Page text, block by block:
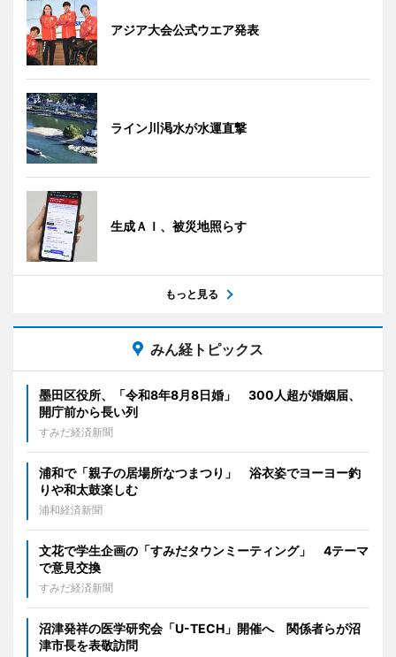
アジア大会公式ウエア発表
ライン川渇水が水運直撃
生成ＡＩ、被災地照らす
もっと見る
みん経トピックス
墨田区役所、「令和8年8月8日婚」 300人超が婚姻届、
開庁前から長い列
すみだ経済新聞
浦和で「親子の居場所なつまつり」 浴衣姿でヨーヨー釣
りや和太鼓楽しむ
浦和経済新聞
文花で学生企画の「すみだタウンミーティング」 4テーマ
で意見交換
すみだ経済新聞
沼津発祥の医学研究会「U-TECH」開催へ 関係者らが沼
津市長を表敬訪問